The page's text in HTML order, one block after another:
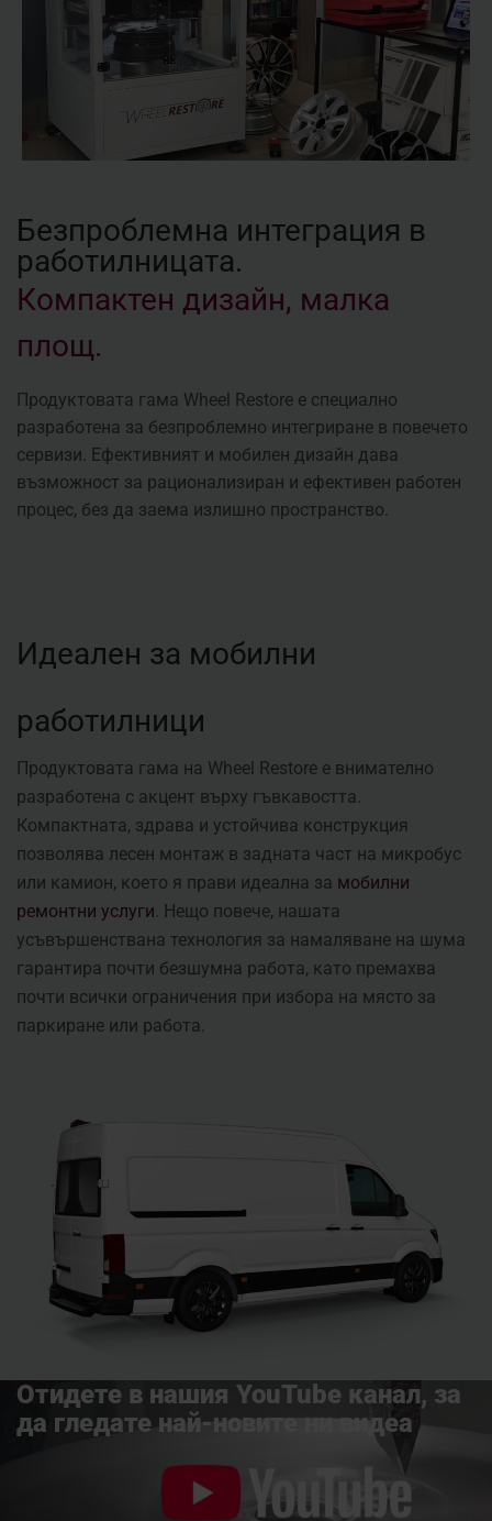
Безпроблемна интеграция в
работилницата.
Компактен дизайн, малка
площ.
Продуктовата гама Wheel Restore е специално
разработена за безпроблемно интегриране в повечето
сервизи. Ефективният и мобилен дизайн дава
възможност за рационализиран и ефективен работен
процес, без да заема излишно пространство.
Идеален за мобилни
работилници
Продуктовата гама на Wheel Restore е внимателно
разработена с акцент върху гъвкавостта.
Компактната, здрава и устойчива конструкция
позволява лесен монтаж в задната част на микробус
или камион, което я прави идеална за мобилни
ремонтни услуги. Нещо повече, нашата
усъвършенствана технология за намаляване на шума
гарантира почти безшумна работа, като премахва
почти всички ограничения при избора на място за
паркиране или работа.
Отидете в нашия YouTube канал, за
да гледате най-новите ни видеа